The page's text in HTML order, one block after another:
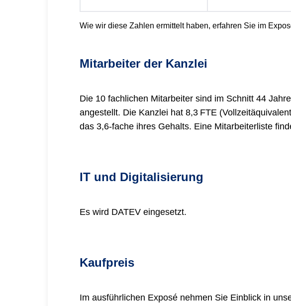
Wie wir diese Zahlen ermittelt haben, erfahren Sie im
Mitarbeiter der Kanzlei
Die 10 fachlichen Mitarbeiter sind im Schnitt 44
angestellt. Die Kanzlei hat 8,3 FTE
das 3,6-fache ihres Gehalts. Eine Mitarbeiterliste
IT und Digitalisierung
Es wird DATEV eingesetzt.
Kaufpreis
Im ausführlichen Exposé nehmen Sie Einblick in